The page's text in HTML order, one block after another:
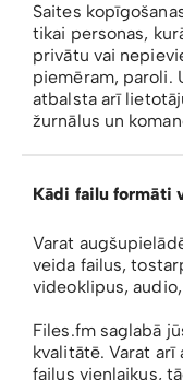
Saites
tikai personas,
privātu vai
piemēram, paroli.
atbalsta arī
žurnālus un
Kādi failu formāti
Varat
veida failus,
videoklipus,
Files.fm saglabā
kvalitātē. Varat
failus vienlaikus,